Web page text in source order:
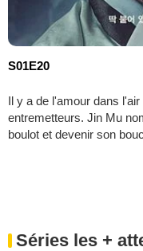
S01E20
Il y a de l'amour dans
entremetteurs. Jin Mu
boulot et devenir son
Séries les +